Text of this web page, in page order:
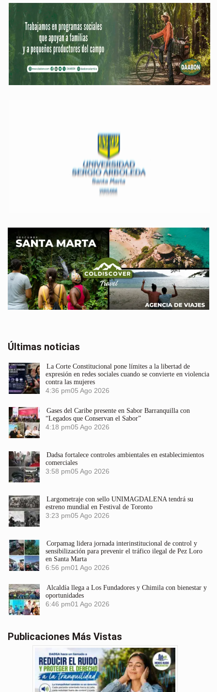
Últimas noticias
La Corte Constitucional pone límites a la libertad de
expresión en redes sociales cuando se convierte en violencia
contra las mujeres
4:36 pm05 Ago 2026
Gases del Caribe presente en Sabor Barranquilla con
“Legados que Conservan el Sabor”
4:18 pm05 Ago 2026
Dadsa fortalece controles ambientales en establecimientos
comerciales
3:58 pm05 Ago 2026
Largometraje con sello UNIMAGDALENA tendrá su
estreno mundial en Festival de Toronto
3:23 pm05 Ago 2026
Corpamag lidera jornada interinstitucional de control y
sensibilización para prevenir el tráfico ilegal de Pez Loro
en Santa Marta
6:56 pm01 Ago 2026
Alcaldía llega a Los Fundadores y Chimila con bienestar y
oportunidades
6:46 pm01 Ago 2026
Publicaciones Más Vistas